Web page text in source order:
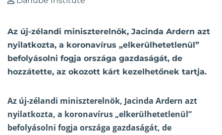
Az új-zélandi miniszterelnök, Jacinda Ardern azt
nyilatkozta, a koronavírus „elkerülhetetlenül”
befolyásolni fogja országa gazdaságát, de
hozzátette, az okozott kárt kezelhetőnek tartja.
Az új-zélandi miniszterelnök, Jacinda Ardern azt
nyilatkozta, a koronavírus „elkerülhetetlenül”
befolyásolni fogja országa gazdaságát, de